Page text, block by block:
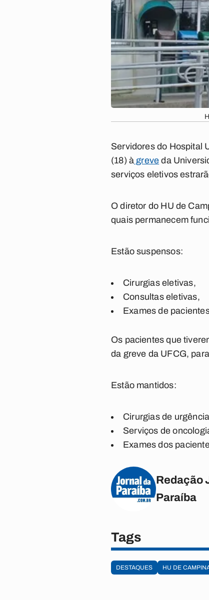
Servidores do Hospital
(18) à greve da
serviços eletivos
O diretor do HU de
quais permanecem
Estão suspensos:
Cirurgias eletivas,
Consultas eletivas,
Exames de
Os pacientes que
da greve da UFCG,
Estão mantidos:
Cirurgias de
Serviços de
Exames dos
Redação
Paraíba
Tags
DESTAQUES HU DE